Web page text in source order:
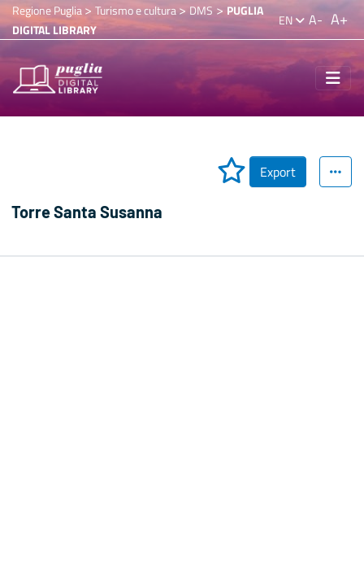
Regione Puglia> Turismo e cultura>DMS > PUGLIA
DIGITAL LIBRARY
EN A- A+
Export
Torre Santa Susanna